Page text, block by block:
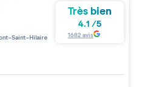
Saint-Hilaire
Très bien
4.1 /5
1682 avis